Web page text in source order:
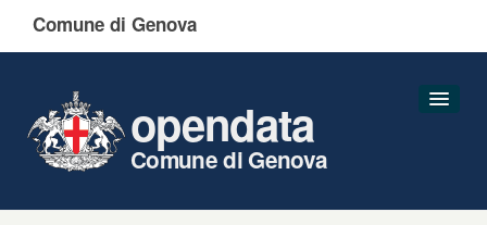
Comune di Genova
opendata
Comune di Genova